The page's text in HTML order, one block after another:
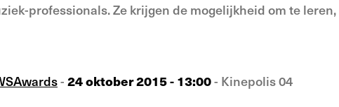
professionals. Ze krijgen de mogelijkheid om te
- 24 oktober 2015 - 13:00- Kinepolis 04